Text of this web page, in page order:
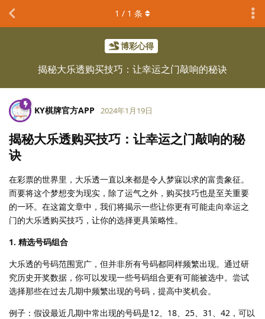
博彩心得
揭秘大乐透购买技巧：让幸运之门敲响的秘诀
1 / 1 条
KY棋牌官方APP 2024年1月19日
揭秘大乐透购买技巧：让幸运之门敲响的秘
诀
在彩票的世界里，大乐透一直以来都是令人梦寐以求的富贵象征。
而要将这个梦想变为现实，除了运气之外，购买技巧也是至关重要
的一环。在这篇文章中，我们将揭示一些让你更有可能走向幸运之
门的大乐透购买技巧，让你的选择更具策略性。
1. 精选号码组合
大乐透的号码范围宽广，但并非所有号码都同样频繁出现。通过研
究历史开奖数据，你可以发现一些号码组合更有可能被选中。尝试
选择那些在过去几期中频繁出现的号码，提高中奖机会。
例子：假设最近几期中常出现的号码是12、18、25、31、42，可以